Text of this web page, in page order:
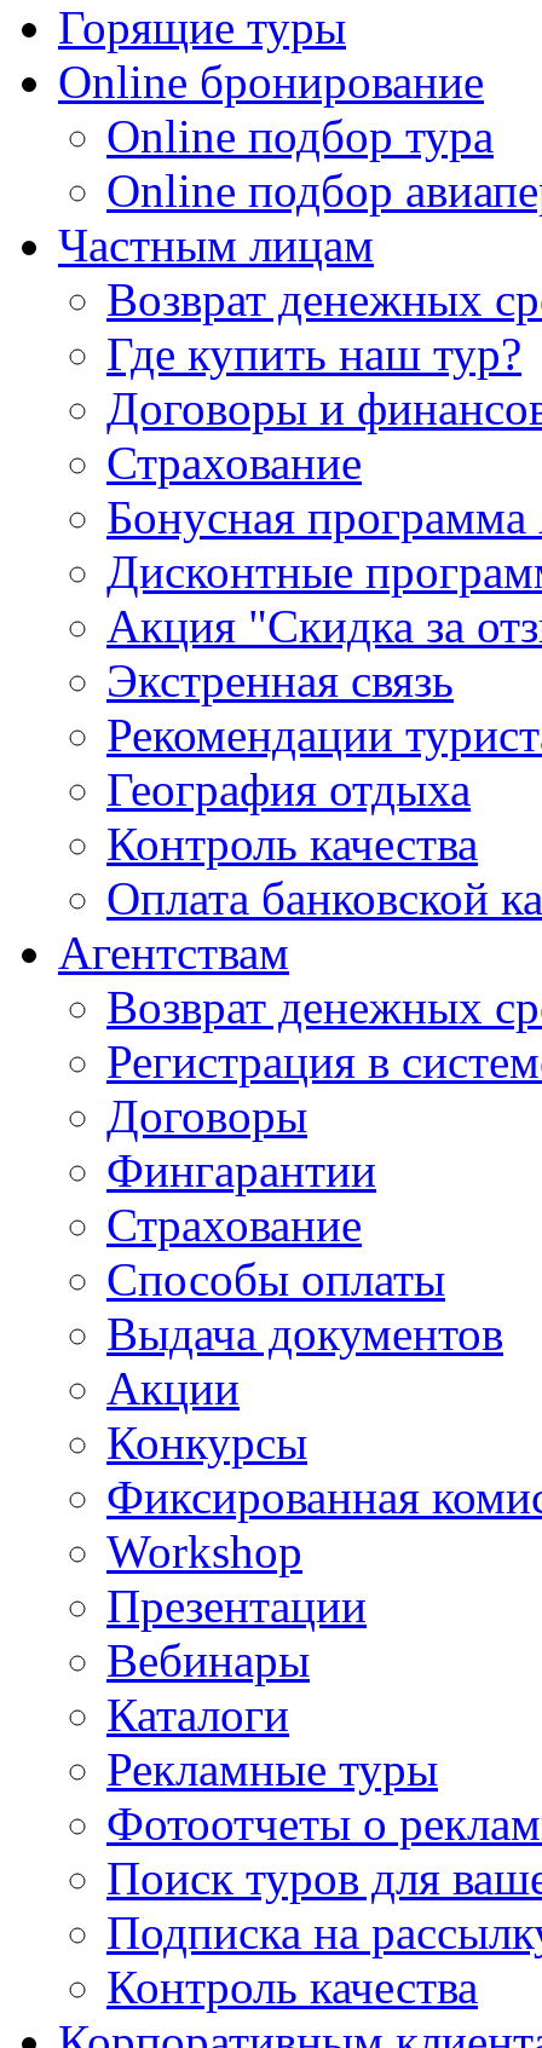
Горящие туры
Online бронирование
Online подбор тура
Online подбор
Частным лицам
Возврат денежных
Где купить наш тур?
Договоры и
Страхование
Бонусная
Дисконтные
Акция "Скидка за
Экстренная связь
Рекомендации
География отдыха
Контроль качества
Оплата банковской
Агентствам
Возврат денежных
Регистрация в
Договоры
Фингарантии
Страхование
Способы оплаты
Выдача документов
Акции
Конкурсы
Фиксированная
Workshop
Презентации
Вебинары
Каталоги
Рекламные туры
Фотоотчеты о
Поиск туров для
Подписка на
Контроль качества